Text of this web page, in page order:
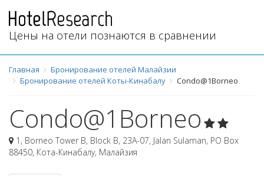
Цены на отели познаются в сравнении
Главная
Бронирование отелей Малайзии
Бронирование отелей Коты-Кинабалу
Condo@1Borneo
Condo@1Borneo
1, Borneo Tower B, Block B, 23A-07, Jalan Sulaman, PO Box
88450, Кота-Кинабалу, Малайзия